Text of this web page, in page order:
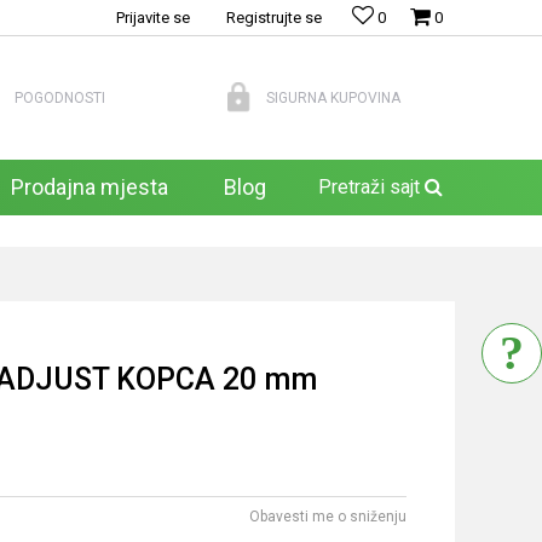
0
0
Prijavite se Registrujte se
POGODNOSTI SIGURNA KUPOVINA
Prodajna mjesta Blog Pretraži sajt
KOPCA 20 mm
Obavesti me o sniženju